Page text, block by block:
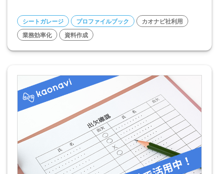
シートガレージ プロファイルブック
カオナビ社利用
業務効率化
資料作成